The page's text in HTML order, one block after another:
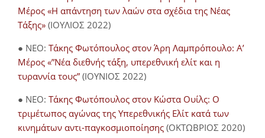
Μέρος «Η απάντηση των λαών στα σχέδια της Νέας
Τάξης» (ΙΟΥΛΙΟΣ 2022)
● NEO: Τάκης Φωτόπουλος στον Άρη Λαμπρόπουλο: Α’
Μέρος «”Νέα διεθνής τάξη, υπερεθνική ελίτ και η
τυραννία τους” (ΙΟΥΝΙΟΣ 2022)
● NEO: Τάκης Φωτόπουλος στον Κώστα Ουίλς: Ο
τριμέτωπος αγώνας της Υπερεθνικής Ελίτ κατά των
κινημάτων αντι-παγκοσμιοποίησης (ΟΚΤΩΒΡΙΟΣ 2020)